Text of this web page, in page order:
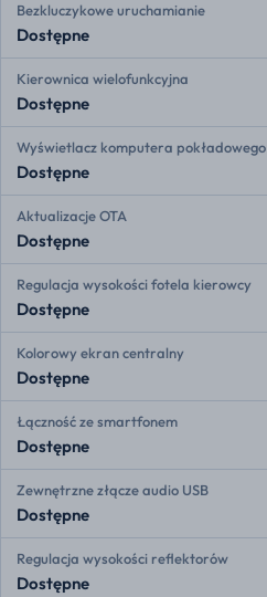
Bezkluczykowe uruchamianie
Dostępne
Kierownica wielofunkcyjna
Dostępne
Wyświetlacz komputera pokładowego
Dostępne
Aktualizacje OTA
Dostępne
Regulacja wysokości fotela kierowcy
Dostępne
Kolorowy ekran centralny
Dostępne
Łączność ze smartfonem
Dostępne
Zewnętrzne złącze audio USB
Dostępne
Regulacja wysokości reflektorów
Dostępne